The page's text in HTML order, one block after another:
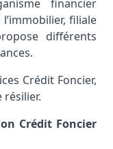
financier
filiale
différents
Crédit Foncier,
résilier.
Crédit Foncier